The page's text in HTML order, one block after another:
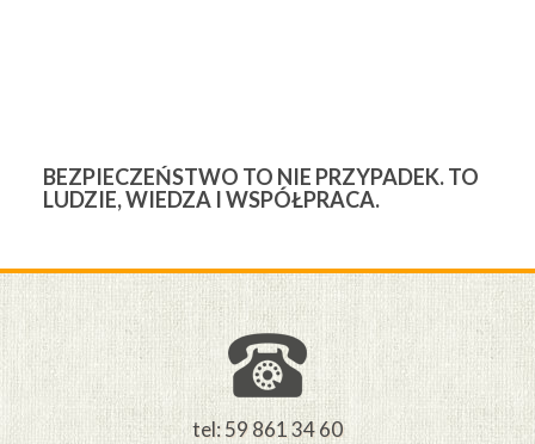
BEZPIECZEŃSTWO TO NIE PRZYPADEK. TO
LUDZIE, WIEDZA I WSPÓŁPRACA.
tel: 59 861 34 60